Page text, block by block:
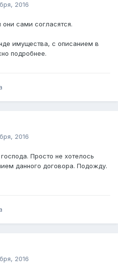
2016
сами согласятся.
имущества, с описанием в
подробнее.
2016
Просто не хотелось
данного договора. Подожду.
2016